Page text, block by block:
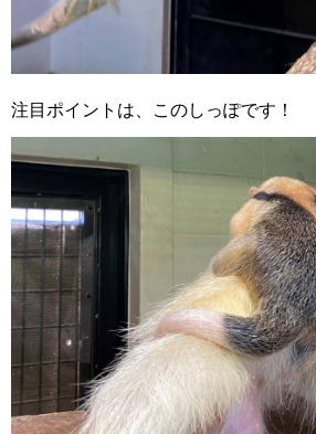
注目ポイントは、このしっぽです！